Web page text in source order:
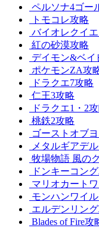
ペルソナ4ゴー
トモコレ攻略
バイオレクイ
紅の砂漠攻略
デイモン&ベイ
ポケモンZA攻
ドラクエ7攻略
仁王3攻略
ドラクエ1・2
桃鉄2攻略
ゴーストオブ
メタルギアデ
牧場物語 風の
ドンキーコン
マリオカート
モンハンワイ
エルデンリン
Blades of Fire攻